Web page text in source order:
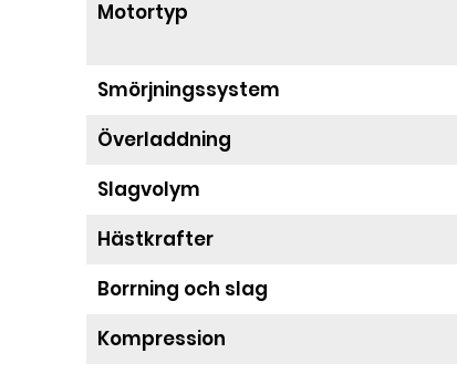
Motortyp
Smörjningssystem
Överladdning
Slagvolym
Hästkrafter
Borrning och slag
Kompression